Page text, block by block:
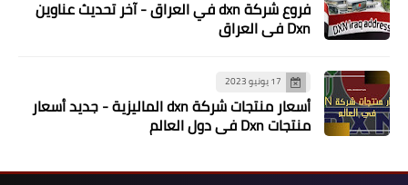
فروع شركة dxn في العراق - آخر تحديث عناوين
Dxn في العراق
17 يونيو 2023
أسعار منتجات شركة dxn الماليزية - جديد أسعار
منتجات Dxn في دول العالم